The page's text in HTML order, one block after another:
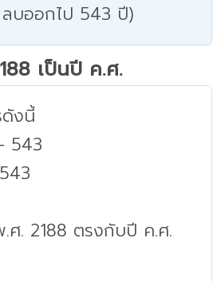
บออกไป 543 ปี)
เป็นปี ค.ศ.
งนี้
543
. 2188 ตรงกับปี ค.ศ.